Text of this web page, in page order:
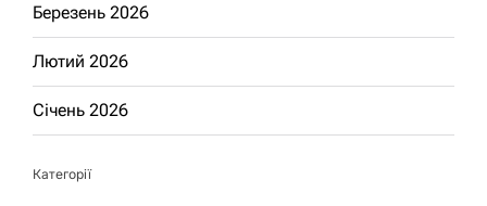
Березень 2026
Лютий 2026
Січень 2026
Категорії